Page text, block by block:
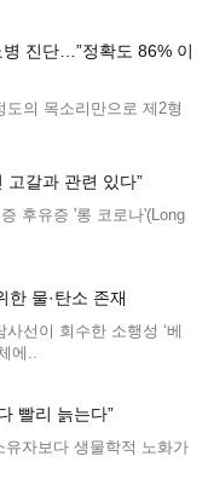
진단…”정확도 86% 이
의 목소리만으로 제2형
고갈과 관련 있다”
후유증 '롱 코로나'(Long
한 물·탄소 존재
선이 회수한 소행성 ‘베
에..
빨리 늙는다”
자보다 생물학적 노화가